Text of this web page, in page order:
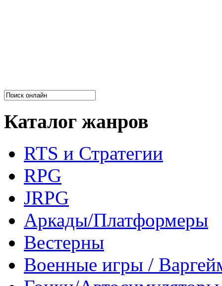
Каталог жанров
RTS и Стратегии
RPG
JRPG
Аркады/Платформеры
Вестерны
Военные игры /